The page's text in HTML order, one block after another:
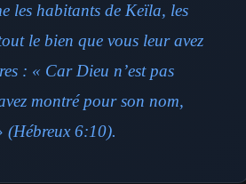
les habitants de Keïla, les
le bien que vous leur avez
: « Car Dieu n’est pas
montré pour son nom,
(Hébreux 6:10).